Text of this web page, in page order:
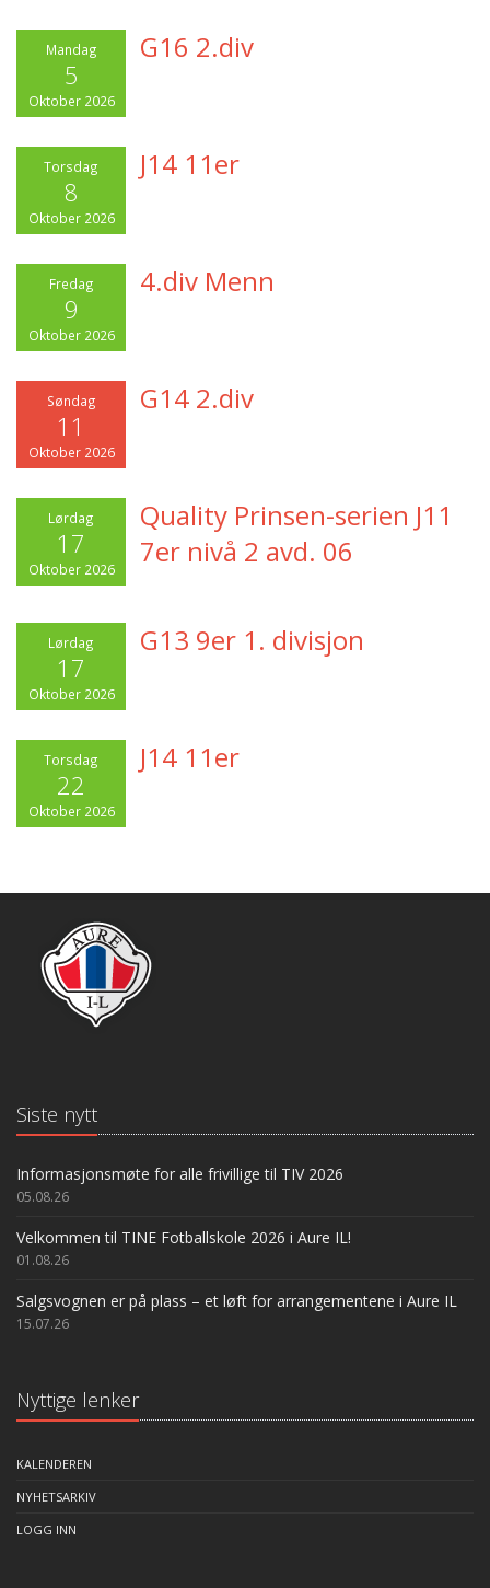
Mandag
5
Oktober 2026
G16 2.div
Torsdag
8
Oktober 2026
J14 11er
Fredag
9
Oktober 2026
4.div Menn
Søndag
11
Oktober 2026
G14 2.div
Lørdag
17
Oktober 2026
Quality Prinsen-serien J11
7er nivå 2 avd. 06
Lørdag
17
Oktober 2026
G13 9er 1. divisjon
Torsdag
22
Oktober 2026
J14 11er
Siste nytt
Informasjonsmøte for alle frivillige til TIV 2026
05.08.26
Velkommen til TINE Fotballskole 2026 i Aure IL!
01.08.26
Salgsvognen er på plass – et løft for arrangementene i Aure IL
15.07.26
Nyttige lenker
KALENDEREN
NYHETSARKIV
LOGG INN